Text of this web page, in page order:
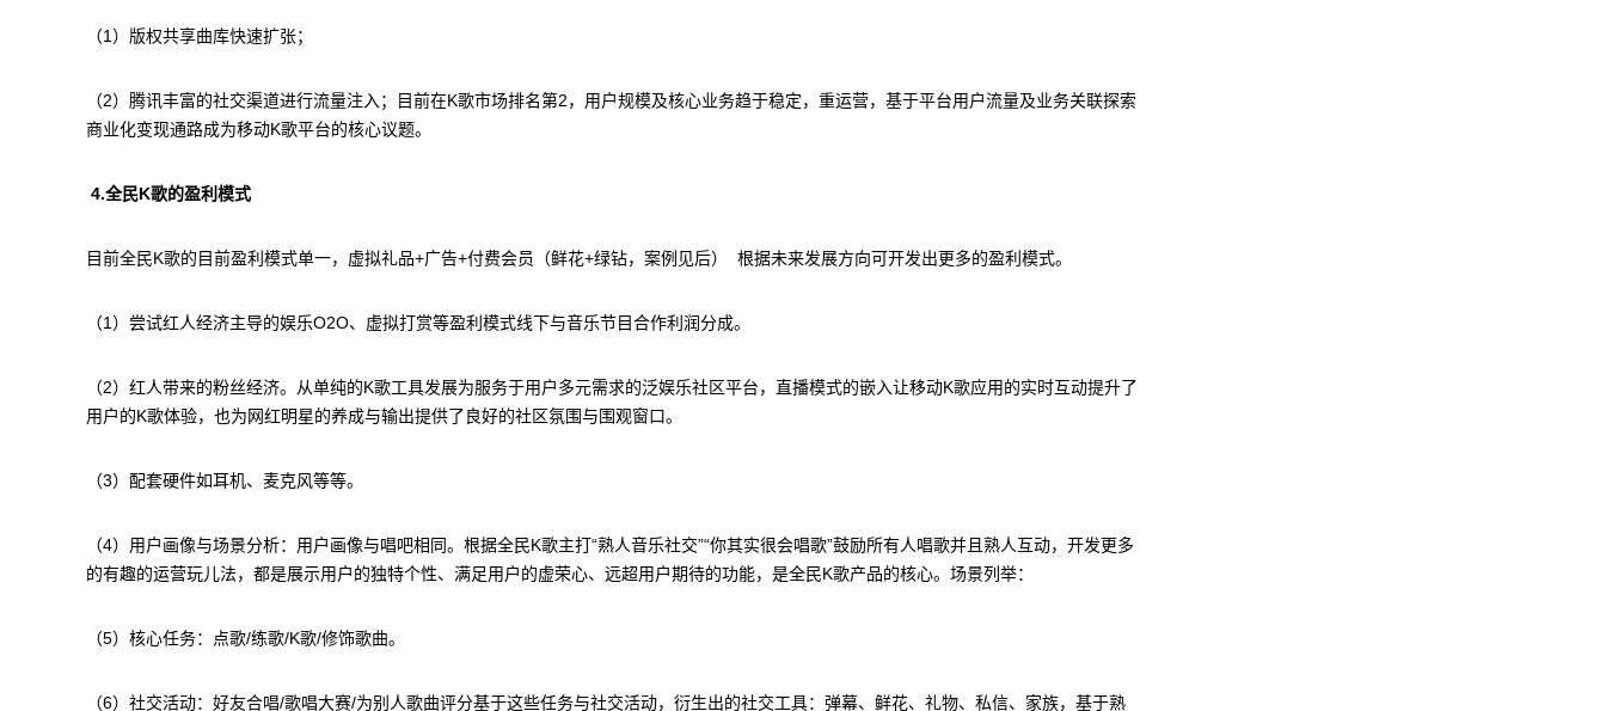
（1）版权共享曲库快速扩张；
（2）腾讯丰富的社交渠道进行流量注入；目前在K歌市场排名第2，用户规模及核心业务趋于稳定，重运营，基于平台用户流量及业务关联探索
商业化变现通路成为移动K歌平台的核心议题。
4.全民K歌的盈利模式
目前全民K歌的目前盈利模式单一，虚拟礼品+广告+付费会员（鲜花+绿钻，案例见后） 根据未来发展方向可开发出更多的盈利模式。
（1）尝试红人经济主导的娱乐O2O、虚拟打赏等盈利模式线下与音乐节目合作利润分成。
（2）红人带来的粉丝经济。从单纯的K歌工具发展为服务于用户多元需求的泛娱乐社区平台，直播模式的嵌入让移动K歌应用的实时互动提升了
用户的K歌体验，也为网红明星的养成与输出提供了良好的社区氛围与围观窗口。
（3）配套硬件如耳机、麦克风等等。
（4）用户画像与场景分析：用户画像与唱吧相同。根据全民K歌主打“熟人音乐社交”“你其实很会唱歌”鼓励所有人唱歌并且熟人互动，开发更多
的有趣的运营玩儿法，都是展示用户的独特个性、满足用户的虚荣心、远超用户期待的功能，是全民K歌产品的核心。场景列举：
（5）核心任务：点歌/练歌/K歌/修饰歌曲。
（6）社交活动：好友合唱/歌唱大赛/为别人歌曲评分基于这些任务与社交活动，衍生出的社交工具：弹幕、鲜花、礼物、私信、家族，基于熟